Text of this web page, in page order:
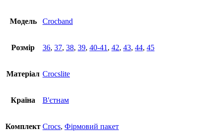
Модель Crocband
Розмір 36, 37, 38, 39, 40-41 , 42, 43, 44, 45
Матеріал Crocslite
Країна В'єтнам
Комплект Crocs, Фірмовий пакет